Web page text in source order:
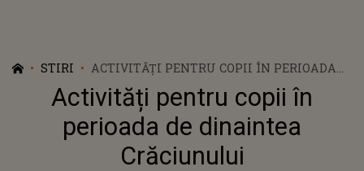
STIRI
ACTIVITĂȚI PENTRU COPII ÎN PERIOADA
DE DINAINTEA CRĂCIUNULUI
Activități pentru copii în
perioada de dinaintea
Crăciunului